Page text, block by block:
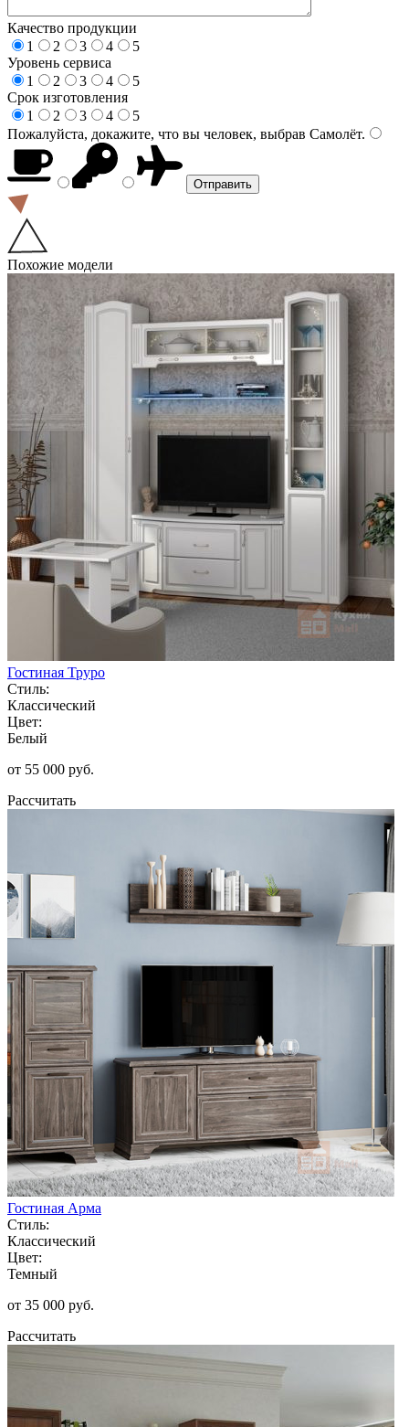
Качество продукции
1
2 3 4
5
Уровень сервиса
1
2 3 4
5
Срок изготовления
1
2 3 4
5
Пожалуйста, докажите, что вы человек, выбрав Самолёт.
Похожие модели
Гостиная Труро
Стиль:
Классический
Цвет:
Белый
от 55 000 руб.
Рассчитать
Гостиная Арма
Стиль:
Классический
Цвет:
Темный
от 35 000 руб.
Рассчитать